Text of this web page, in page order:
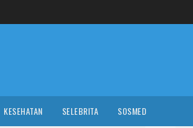
KESEHATAN SELEBRITA SOSMED